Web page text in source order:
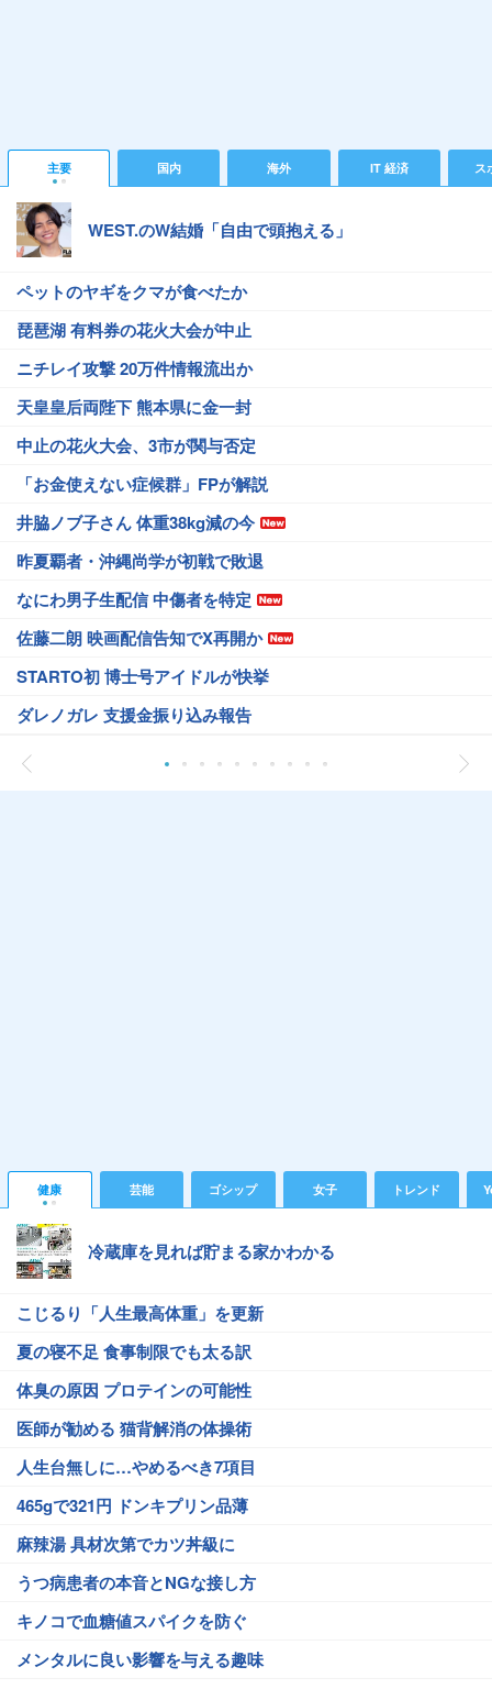
主要 国内 海外 IT 経済 ス
WEST.のW結婚「自由で頭抱える」
ペットのヤギをクマが食べたか
琵琶湖 有料券の花火大会が中止
ニチレイ攻撃 20万件情報流出か
天皇皇后両陛下 熊本県に金一封
中止の花火大会、3市が関与否定
「お金使えない症候群」FPが解説
井脇ノブ子さん 体重38kg減の今
昨夏覇者・沖縄尚学が初戦で敗退
なにわ男子生配信 中傷者を特定
佐藤二朗 映画配信告知でX再開か
STARTO初 博士号アイドルが快挙
ダレノガレ 支援金振り込み報告
健康 芸能 ゴシップ 女子 トレンド
冷蔵庫を見れば貯まる家かわかる
こじるり「人生最高体重」を更新
夏の寝不足 食事制限でも太る訳
体臭の原因 プロテインの可能性
医師が勧める 猫背解消の体操術
人生台無しに…やめるべき7項目
465gで321円 ドンキプリン品薄
麻辣湯 具材次第でカツ丼級に
うつ病患者の本音とNGな接し方
キノコで血糖値スパイクを防ぐ
メンタルに良い影響を与える趣味